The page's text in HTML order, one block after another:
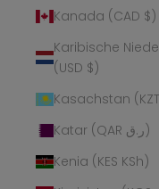
Kanada (CAD $)
Karibische
(USD $)
Kasachstan
Katar (QAR ر.ق)
Kenia (KES KSh)